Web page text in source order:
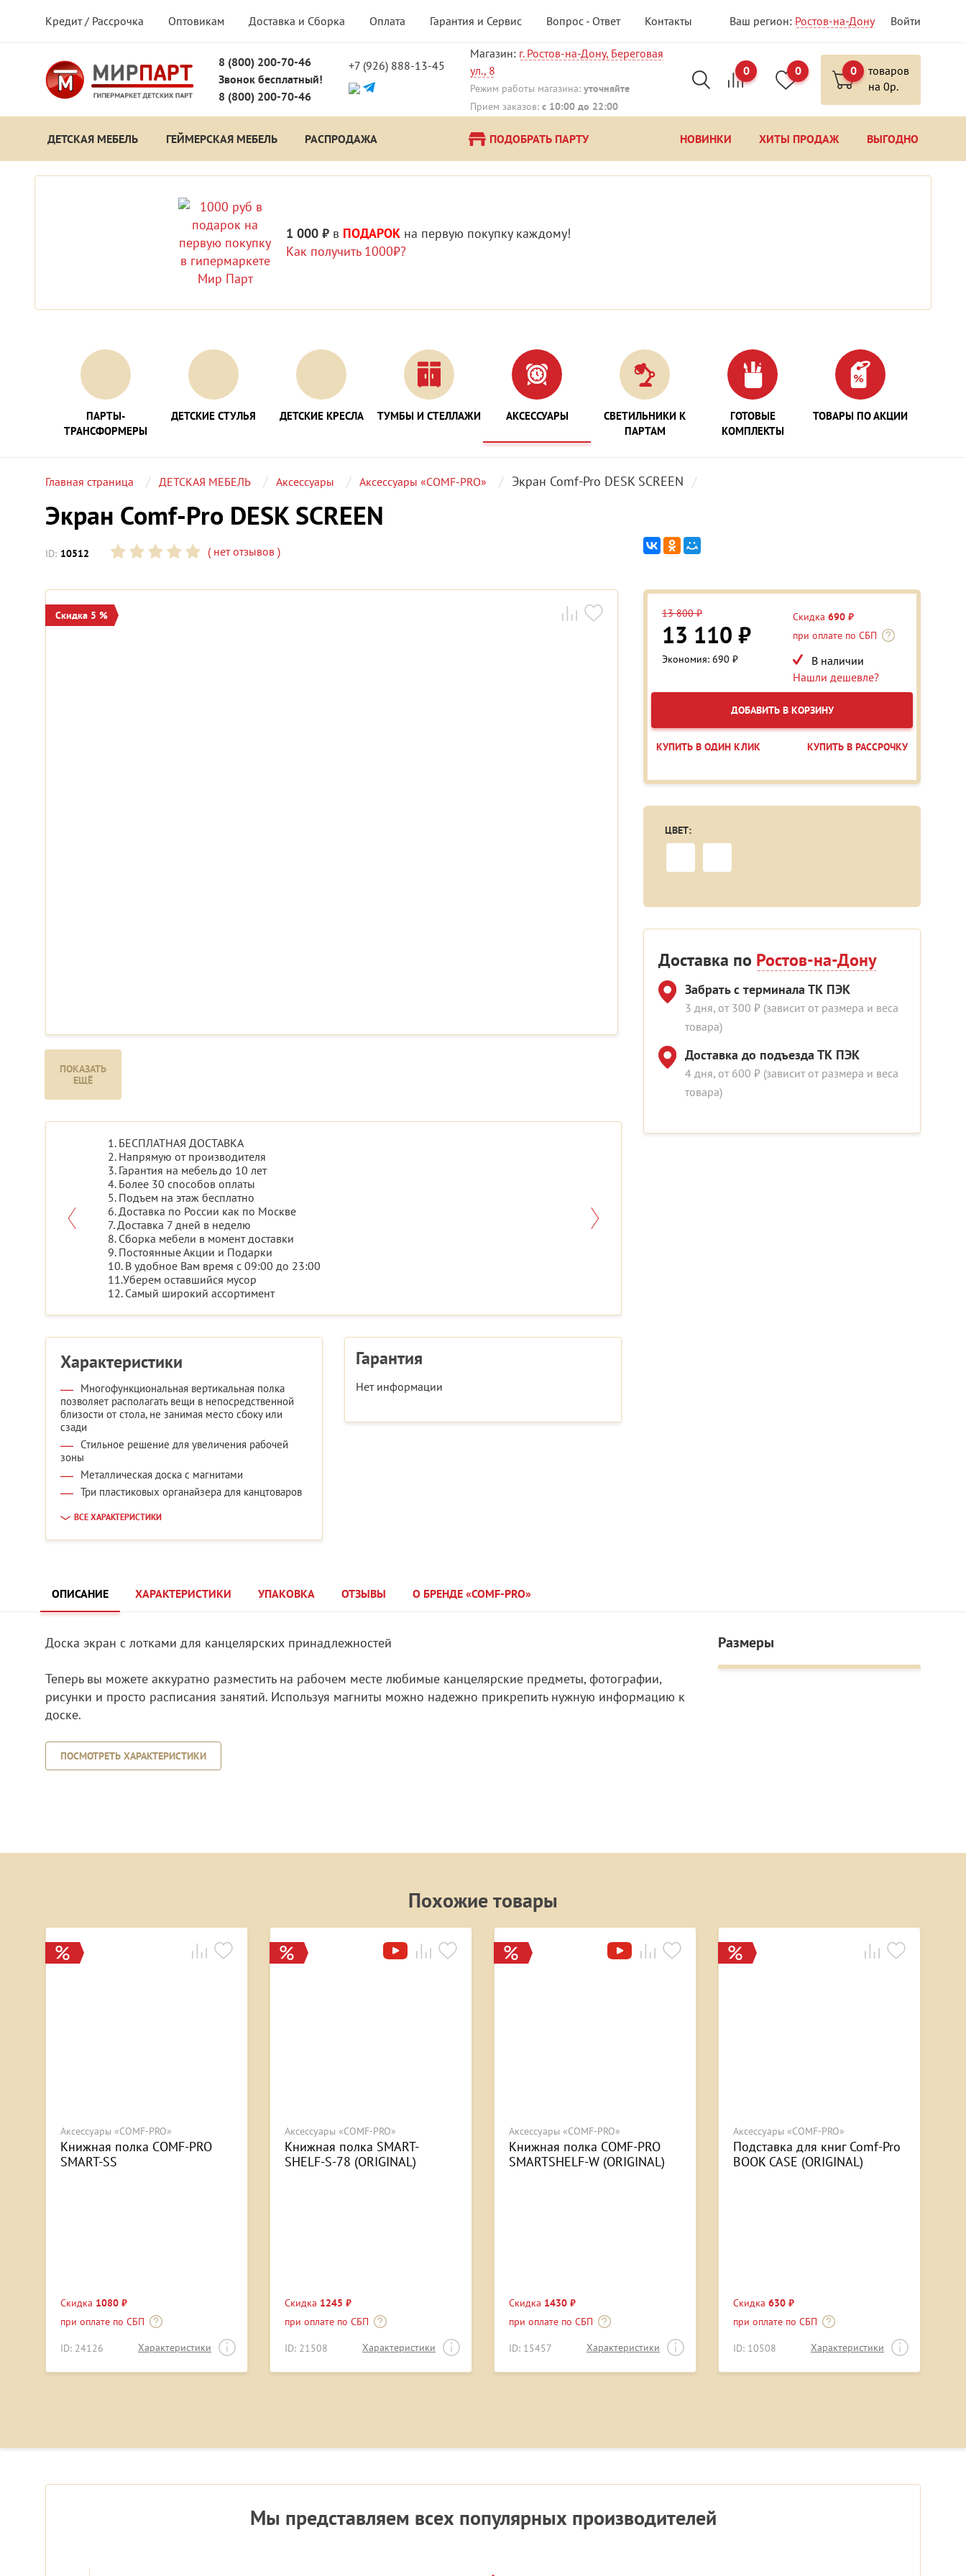
Кредит / Рассрочка Оптовикам Доставка и Сборка Оплата Гарантия и Сервис Вопрос - Ответ Контакты Ваш регион: Ростов-на-Дону Войти
8 (800) 200-70-46
Звонок бесплатный!
8 (800) 200-70-46
+7 (926) 888-13-45
Магазин: г. Ростов-на-Дону, Береговая
ул., 8
Режим работы магазина: уточняйте
Прием заказов: с 10:00 до 22:00
0 0 0
товаров
на 0р.
ДЕТСКАЯ МЕБЕЛЬ ГЕЙМЕРСКАЯ МЕБЕЛЬ РАСПРОДАЖА ПОДОБРАТЬ ПАРТУ НОВИНКИ ХИТЫ ПРОДАЖ ВЫГОДНО
1 000 ₽ в ПОДАРОК на первую покупку каждому!
Как получить 1000₽?
ПАРТЫ-
ТРАНСФОРМЕРЫ
ДЕТСКИЕ СТУЛЬЯ ДЕТСКИЕ КРЕСЛА ТУМБЫ И СТЕЛЛАЖИ АКСЕССУАРЫ
СВЕТИЛЬНИКИ К
ПАРТАМ
ГОТОВЫЕ
КОМПЛЕКТЫ
ТОВАРЫ ПО АКЦИИ
Главная страница ДЕТСКАЯ МЕБЕЛЬ Аксессуары Аксессуары «COMF-PRO» Экран Comf-Pro DESK SCREEN
Экран Comf-Pro DESK SCREEN
ID: 10512 (нет отзывов )
Скидка 5 %
ПОКАЗАТЬ
ЕЩЁ
1. БЕСПЛАТНАЯ ДОСТАВКА
2. Напрямую от производителя
3. Гарантия на мебель до 10 лет
4. Более 30 способов оплаты
5. Подъем на этаж бесплатно
6. Доставка по России как по Москве
7. Доставка 7 дней в неделю
8. Сборка мебели в момент доставки
9. Постоянные Акции и Подарки
10. В удобное Вам время с 09:00 до 23:00
11.Уберем оставшийся мусор
12. Самый широкий ассортимент
Характеристики
Многофункциональная вертикальная полка
позволяет располагать вещи в непосредственной
близости от стола, не занимая место сбоку или
сзади
Стильное решение для увеличения рабочей
зоны
Металлическая доска с магнитами
Три пластиковых органайзера для канцтоваров
ВСЕ ХАРАКТЕРИСТИКИ
Гарантия
Нет информации
13 800 ₽
13 110 ₽
Экономия: 690 ₽
Скидка 690 ₽
при оплате по СБП
В наличии
Нашли дешевле?
ДОБАВИТЬ В КОРЗИНУ
КУПИТЬ В ОДИН КЛИК КУПИТЬ В РАССРОЧКУ
ЦВЕТ:
Доставка по Ростов-на-Дону
Забрать с терминала ТК ПЭК
3 дня, от 300 ₽ (зависит от размера и веса
товара)
Доставка до подъезда ТК ПЭК
4 дня, от 600 ₽ (зависит от размера и веса
товара)
ОПИСАНИЕ ХАРАКТЕРИСТИКИ УПАКОВКА ОТЗЫВЫ О БРЕНДЕ «COMF-PRO»
Доска экран с лотками для канцелярских принадлежностей
Теперь вы можете аккуратно разместить на рабочем месте любимые канцелярские предметы, фотографии,
рисунки и просто расписания занятий. Используя магниты можно надежно прикрепить нужную информацию к
доске.
ПОСМОТРЕТЬ ХАРАКТЕРИСТИКИ
Размеры
Похожие товары
Аксессуары «COMF-PRO»
Книжная полка COMF-PRO
SMART-SS
Скидка 1080 ₽
при оплате по СБП
ID: 24126 Характеристики
Аксессуары «COMF-PRO»
Книжная полка SMART-
SHELF-S-78 (ORIGINAL)
Скидка 1245 ₽
при оплате по СБП
ID: 21508 Характеристики
Аксессуары «COMF-PRO»
Книжная полка COMF-PRO
SMARTSHELF-W (ORIGINAL)
Скидка 1430 ₽
при оплате по СБП
ID: 15457 Характеристики
Аксессуары «COMF-PRO»
Подставка для книг Comf-Pro
BOOK CASE (ORIGINAL)
Скидка 630 ₽
при оплате по СБП
ID: 10508 Характеристики
Мы представляем всех популярных производителей